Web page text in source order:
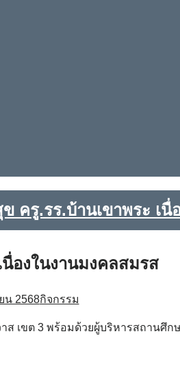
รู.รร.บ้านเขาพระ เนื่
องในงานมงคลสมรส
น 2568กิจกรรม
ส เขต 3 พร้อมด้วยผู้บริหารสถาน